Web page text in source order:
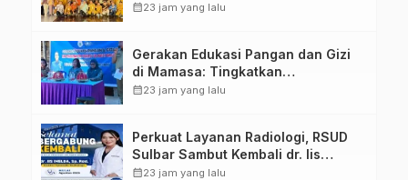
Sulawesi Barat Perkuat Kolaborasi
calendar_month23 jam yang lalu
Gerakan Edukasi Pangan dan Gizi
di Mamasa: Tingkatkan
Pengetahuan dan Keterampilan
calendar_month23 jam yang lalu
Perkuat Layanan Radiologi, RSUD
Sulbar Sambut Kembali dr. Iis
Imelda, Sp.Rad
calendar_month23 jam yang lalu